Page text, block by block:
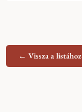
← Vissza a listához